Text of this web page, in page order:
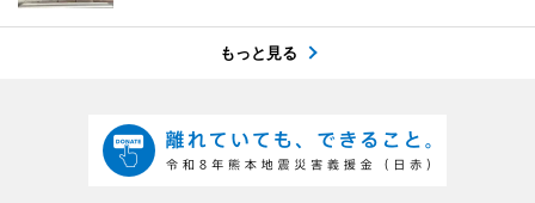
もっと見る